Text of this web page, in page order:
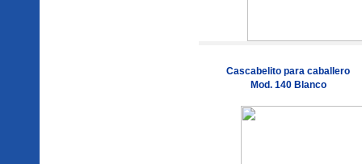
Cascabelito para caballero
Mod. 140 Blanco